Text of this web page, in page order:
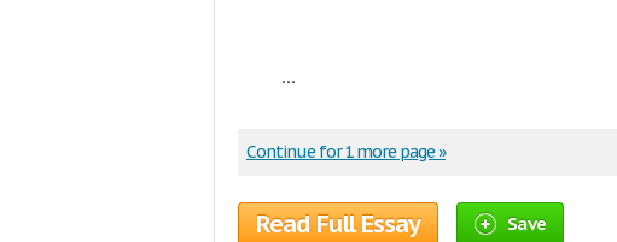
...
Continue for 1 more page »
Read Full Essay Save